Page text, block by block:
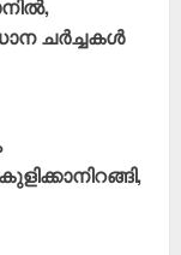
ചർച്ചകൾ